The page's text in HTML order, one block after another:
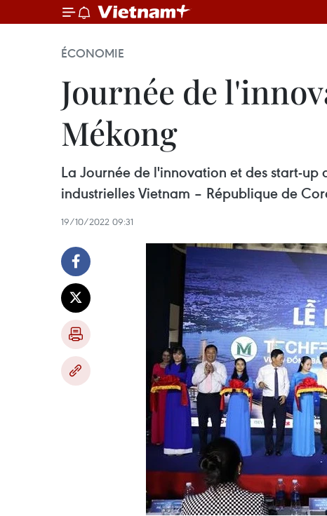
ÉCONOMIE
Journée de
Mékong
La Journée de l'innovation et des start-
industrielles Vietnam – République de
19/10/2022 09:31